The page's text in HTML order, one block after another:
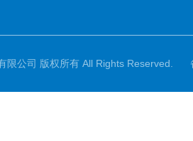
公司 版权所有 All Rights Reserved.